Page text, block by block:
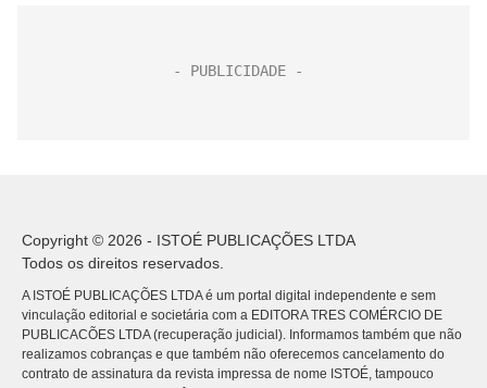
Copyright © 2026 - ISTOÉ PUBLICAÇÕES LTDA
Todos os direitos reservados.
A ISTOÉ PUBLICAÇÕES LTDA é um portal digital independente e sem
vinculação editorial e societária com a EDITORA TRES COMÉRCIO DE
PUBLICACÕES LTDA (recuperação judicial). Informamos também que não
realizamos cobranças e que também não oferecemos cancelamento do
contrato de assinatura da revista impressa de nome ISTOÉ, tampouco